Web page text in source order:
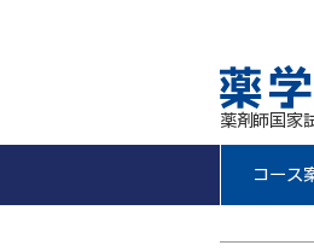
薬剤師国家
コース